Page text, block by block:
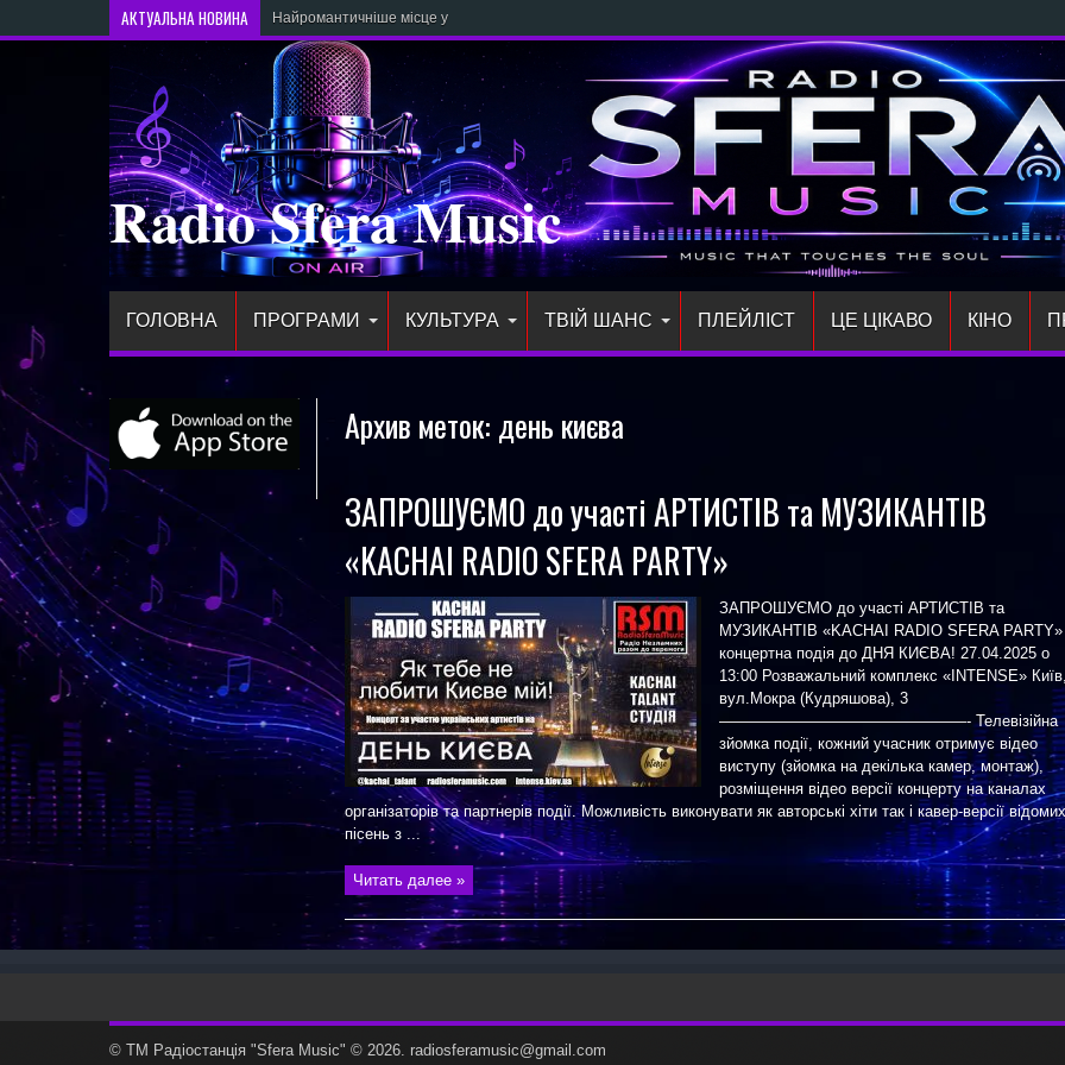
АКТУАЛЬНА НОВИНА Найромантичніше місце у 2026 році — Direc
Radio Sfera Music
ГОЛОВНА ПРОГРАМИ КУЛЬТУРА ТВІЙ ШАНС ПЛЕЙЛIСТ ЦЕ ЦІКАВО КІНО
Архив меток: день києва
ЗАПРОШУЄМО до участі АРТИСТІВ та МУЗИКАНТІВ
«KACHAI RADIO SFERA PARTY»
ЗАПРОШУЄМО до участі АРТИСТІВ та
МУЗИКАНТІВ «KACHAI RADIO SFERA PARTY»
концертна подія до ДНЯ КИЄВА! 27.04.2025 о
13:00 Розважальний комплекс «INTENSE»
вул.Мокра (Кудряшова), 3
————————————————- Телевізійна
зйомка події, кожний учасник отримує відео
виступу (зйомка на декілька камер, монтаж),
розміщення відео версії концерту на каналах
організаторів та партнерів події. Можливість виконувати як авторські хіти так і кавер-версії відомих
пісень з ...
Читать далее »
© ТМ Радiостанцiя "Sfera Music" © 2026. radiosferamusic@gmail.com